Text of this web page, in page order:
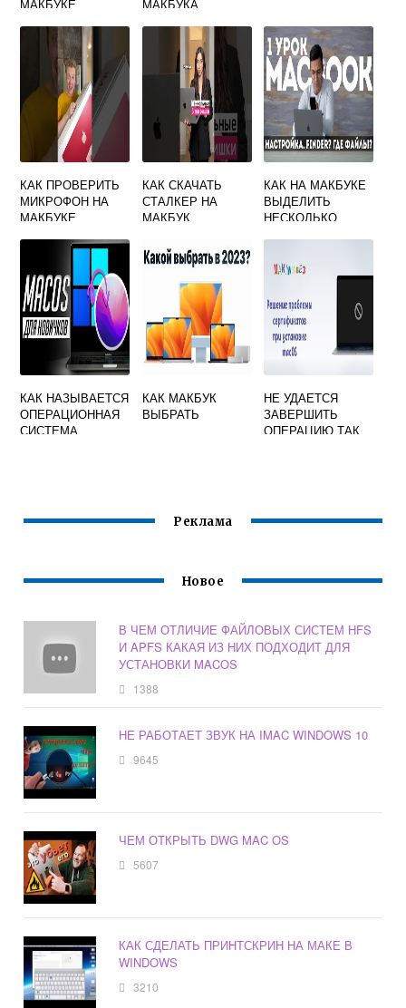
МАКБУКЕ МАКБУКА
КАК ПРОВЕРИТЬ
МИКРОФОН НА
МАКБУКЕ
КАК СКАЧАТЬ
СТАЛКЕР НА
МАКБУК
КАК НА МАКБУКЕ
ВЫДЕЛИТЬ
НЕСКОЛЬКО
КАК НАЗЫВАЕТСЯ
ОПЕРАЦИОННАЯ
СИСТЕМА
КАК МАКБУК
ВЫБРАТЬ
НЕ УДАЕТСЯ
ЗАВЕРШИТЬ
ОПЕРАЦИЮ ТАК
Реклама
Новое
В ЧЕМ ОТЛИЧИЕ ФАЙЛОВЫХ СИСТЕМ HFS
И APFS КАКАЯ ИЗ НИХ ПОДХОДИТ ДЛЯ
УСТАНОВКИ MACOS
1388
НЕ РАБОТАЕТ ЗВУК НА IMAC WINDOWS 10
9645
ЧЕМ ОТКРЫТЬ DWG MAC OS
5607
КАК СДЕЛАТЬ ПРИНТСКРИН НА МАКЕ В
WINDOWS
3210